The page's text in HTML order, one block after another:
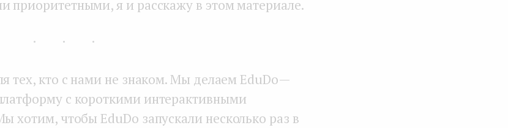
приоритетными, я и расскажу в этом материале.
...
тех, кто с нами не знаком. Мы делаем EduDo —
с короткими интерактивными
хотим, чтобы EduDo запускали несколько раз в